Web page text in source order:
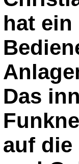
hat
Das
auf die